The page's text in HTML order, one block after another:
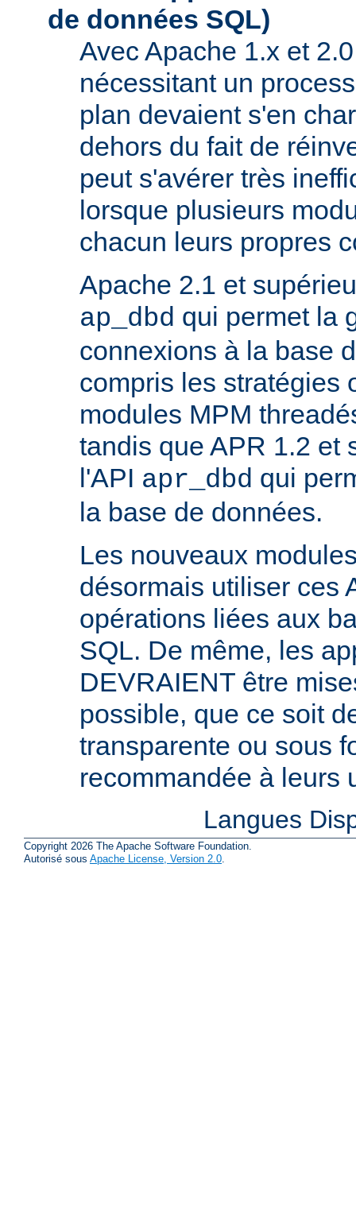
de données SQL)
Avec Apache 1.x et
nécessitant un
plan devaient s'en
dehors du fait de
peut s'avérer très
lorsque plusieurs
chacun leurs propres
Apache 2.1 et
ap_dbd qui permet la
connexions à la base
compris les stratégies
modules MPM
tandis que APR 1.2 et
l'API apr_dbd qui
la base de données.
Les nouveaux
désormais utiliser ces
opérations liées aux
SQL. De même, les
DEVRAIENT être
possible, que ce soit
transparente ou sous
recommandée à leurs
Langues
Copyright 2026 The Apache Software Foundation.
Autorisé sous Apache License, Version 2.0.